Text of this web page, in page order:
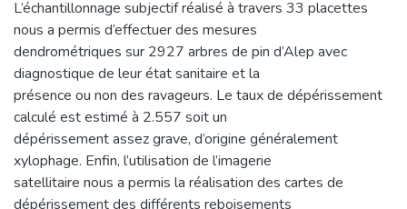
L’échantillonnage subjectif réalisé à travers 33 placettes
nous a permis d’effectuer des mesures
dendrométriques sur 2927 arbres de pin d’Alep avec
diagnostique de leur état sanitaire et la
présence ou non des ravageurs. Le taux de dépérissement
calculé est estimé à 2.557 soit un
dépérissement assez grave, d’origine généralement
xylophage. Enfin, l’utilisation de l’imagerie
satellitaire nous a permis la réalisation des cartes de
dépérissement des différents reboisements